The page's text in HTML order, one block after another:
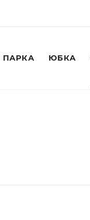
ПАРКА ЮБКА